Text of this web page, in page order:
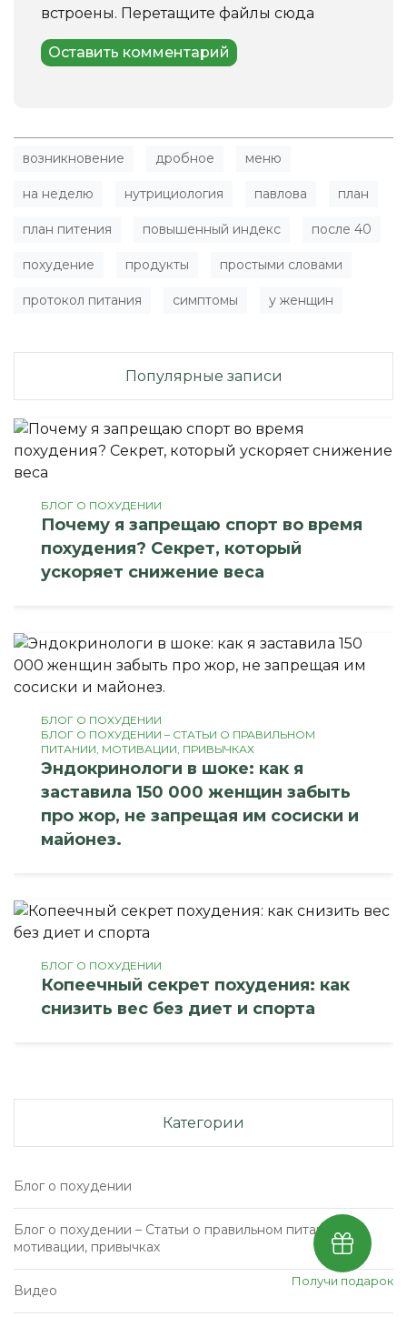
встроены. Перетащите файлы сюда
возникновение дробное меню
на неделю нутрициология павлова план
план питения повышенный индекс после 40
похудение продукты простыми словами
протокол питания симптомы у женщин
Популярные записи
БЛОГ О ПОХУДЕНИИ
Почему я запрещаю спорт во время
похудения? Секрет, который
ускоряет снижение веса
БЛОГ О ПОХУДЕНИИ
БЛОГ О ПОХУДЕНИИ – СТАТЬИ О ПРАВИЛЬНОМ
ПИТАНИИ, МОТИВАЦИИ, ПРИВЫЧКАХ
Эндокринологи в шоке: как я
заставила 150 000 женщин забыть
про жор, не запрещая им сосиски и
майонез.
БЛОГ О ПОХУДЕНИИ
Копеечный секрет похудения: как
снизить вес без диет и спорта
Категории
Блог о похудении
Блог о похудении – Статьи о правильном питании,
мотивации, привычках
Видео
Получи подарок